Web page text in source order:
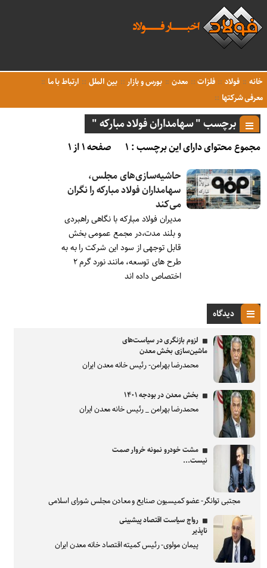
خانه فولاد فلزات معدن بورس و بازار بین الملل
ارتباط با ما
معرفی شرکتها
برچسب " سهامداران فولاد مبارکه "
مجموع محتوای دارای این برچسب : ۱
صفحه ۱ از ۱
حاشیه‌سازی‌های مجلس،
سهامداران فولاد مبارکه را نگران
می‌کند
مدیران فولاد مبارکه با نگاهی راهبردی
و بلند مدت،در مجمع عمومی بخش
قابل توجهی از سود این شرکت را به به
طرح های توسعه، مانند نورد گرم ۲
اختصاص داده اند
دیدگاه
لزوم بازنگری در سیاست‌های
ماشین‌سازی بخش معدن
محمدرضا بهرامن- رئیس خانه معدن ایران
بخش معدن در بودجه ۱۴۰۱
محمدرضا بهرامن _ رئیس خانه معدن ایران
مشت خودرو نمونه خروار صمت
نیست...
مجتبی توانگر- عضو کمیسیون صنایع و معادن مجلس شورای اسلامی
رواج سیاست اقتصاد پیشبینی
ناپذیر
پیمان مولوی- رئیس کمیته اقتصاد خانه معدن ایران